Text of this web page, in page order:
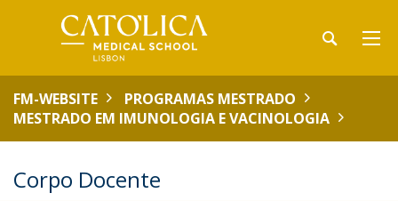
FM-WEBSITE
PROGRAMAS MESTRADO
MESTRADO EM IMUNOLOGIA E VACINOLOGIA
Corpo Docente